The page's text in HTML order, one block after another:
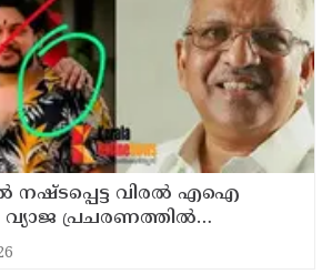
നഷ്ടപ്പെട്ട വിരല്‍ എഐ
വ്യാജ പ്രചരണത്തില്‍
പി ജയരാജന്‍